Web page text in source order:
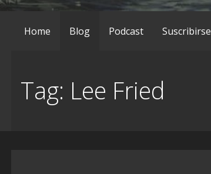
Home Blog Podcast Suscribirse
Tag: Lee Fried